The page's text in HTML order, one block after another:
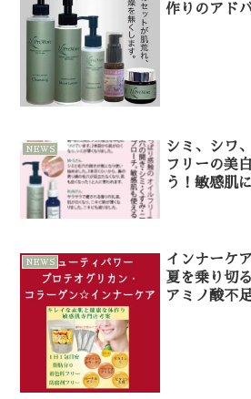
作りのアド
NEWS
シミ、シワ
フリーの美
う！敏感肌
NEWS
インナーケ
夏を乗り切
アミノ酸不